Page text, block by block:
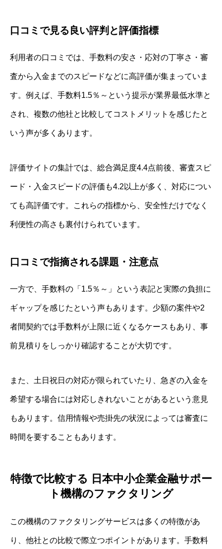
口コミで見る良い評判と評価指標
利用者の口コミでは、手数料の安さ・応対の丁寧さ・審
査から入金までのスピードなどに高評価が集まっていま
す。例えば、手数料1.5％～という提示が業界最低水準と
され、複数の他社と比較してコストメリットを感じたと
いう声が多くあります。
評価サイトの集計では、総合満足度4.4点前後、審査スピ
ード・入金スピードの評価も4.2以上が多く、対応につい
ても高評価です。これらの指標から、安全性だけでなく
利便性の高さも裏付けられています。
口コミで指摘される課題・注意点
一方で、手数料の「1.5％～」という表記と実際の負担に
ギャップを感じたという声もあります。少額の案件や2
者間契約では手数料が上限に近くなるケースもあり、事
前見積りをしっかり確認することが大切です。
また、土日祝日の対応が限られていたり、急ぎの入金を
希望する場合には対応しきれないことがあるという意見
もあります。信用情報や売掛先の状況によっては審査に
時間を要することもあります。
特徴で比較する 日本中小企業金融サポー
ト機構のファクタリング
この機構のファクタリングサービスは多くの特徴があ
り、他社との比較で際立つポイントがあります。手数料